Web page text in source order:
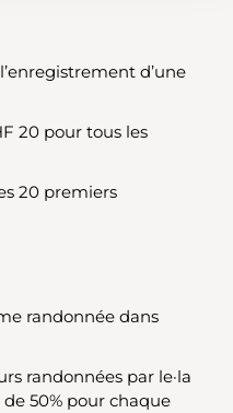
d’une
20 pour tous les
20 premiers
randonnée dans
randonnées par le·la
50% pour chaque